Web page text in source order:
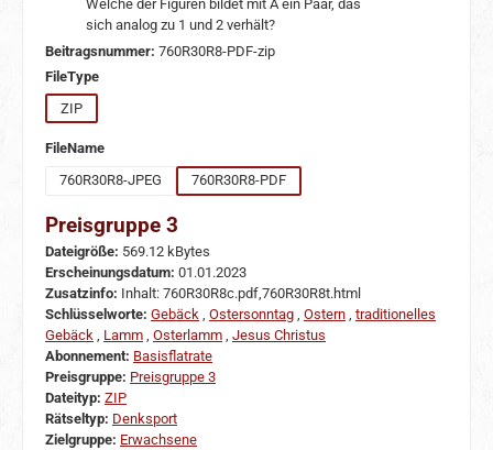
Welche der Figuren bildet mit A ein Paar, das
sich analog zu 1 und 2 verhält?
Beitragsnummer: 760R30R8-PDF-zip
FileTypeauswählen
ZIP
FileNameauswählen
760R30R8-JPEG
760R30R8-PDF
Preisgruppe 3
Dateigröße: 569.12 kBytes
Erscheinungsdatum: 01.01.2023
Zusatzinfo: Inhalt: 760R30R8c.pdf,760R30R8t.html
Schlüsselworte: Gebäck Ostersonntag Ostern traditionelles
Gebäck
Lamm Osterlamm Jesus Christus
Abonnement: Basisflatrate
Preisgruppe: Preisgruppe 3
Dateityp: ZIP
Rätseltyp: Denksport
Zielgruppe: Erwachsene